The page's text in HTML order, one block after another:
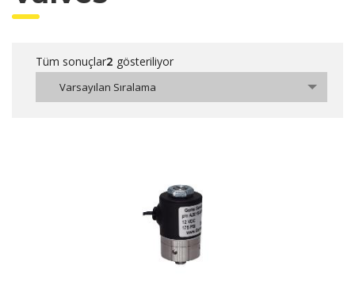
Tüm sonuçlar2 gösteriliyor
Varsayılan Sıralama